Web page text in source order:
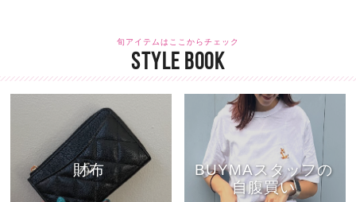
旬アイテムはここからチェック
STYLE BOOK
財布
BUYMAスタッフの
自腹買い